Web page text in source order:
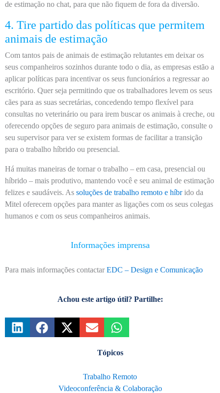
de estimação no chat, para que não fiquem de fora da diversão.
4. Tire partido das políticas que permitem
animais de estimação
Com tantos pais de animais de estimação relutantes em deixar os
seus companheiros sozinhos durante todo o dia, as empresas estão a
aplicar políticas para incentivar os seus funcionários a regressar ao
escritório. Quer seja permitindo que os trabalhadores levem os seus
cães para as suas secretárias, concedendo tempo flexível para
consultas no veterinário ou para irem buscar os animais à creche, ou
oferecendo opções de seguro para animais de estimação, consulte o
seu supervisor para ver se existem formas de facilitar a transição
para o trabalho híbrido ou presencial.
Há muitas maneiras de tornar o trabalho – em casa, presencial ou
híbrido – mais produtivo, mantendo você e seu animal de estimação
felizes e saudáveis. As soluções de trabalho remoto e híbrido da
Mitel oferecem opções para manter as ligações com os seus colegas
humanos e com os seus companheiros animais.
Informações imprensa
Para mais informações contactar EDC – Design e Comunicação
Achou este artigo útil? Partilhe:
Tópicos
Trabalho Remoto
Videoconferência & Colaboração